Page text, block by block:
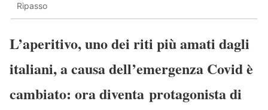
Ripasso
L’aperitivo, uno dei riti più amati dagli
italiani, a causa dell’emergenza Covid è
cambiato: ora diventa protagonista di